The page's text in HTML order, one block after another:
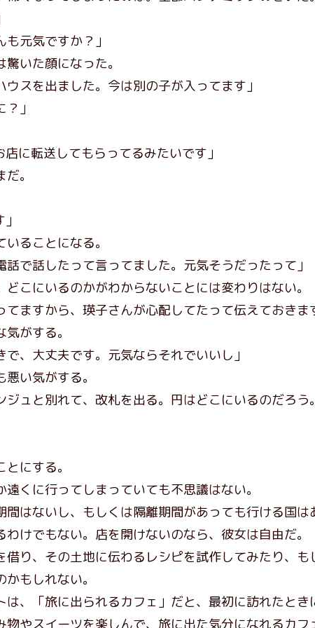
元気ですか？」
いた顔になった。
ウスを出ました。今は別の子が入ってます」
」
に転送してもらってるみたいです」
。
ることになる。
話で話したって言ってました。元気そうだったって」
こにいるのかがわからないことには変わりはない。
てますから、瑛子さんが心配してたって伝えておきま
がする。
で、大丈夫です。元気ならそれでいいし」
い気がする。
ュと別れて、改札を出る。円はどこにいるのだろう
にする。
くに行ってしまっていても不思議はない。
はないし、もしくは隔離期間があっても行ける国は
けでもない。店を開けないのなら、彼女は自由だ。
り、その土地に伝わるレシピを試作してみたり、
もしれない。
、「旅に出られるカフェ」だと、最初に訪れたとき
やスイーツを楽しんで、旅に出た気分になれるカ